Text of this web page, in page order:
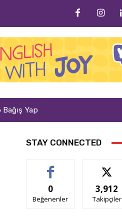
Bağış Yap
STAY CONNECTED
0
Beğenenler
3,912
Takipçiler